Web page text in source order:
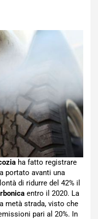
ha fatto registrare
portato avanti una
di ridurre del 42% il
entro il 2020. La
metà strada, visto che
pari al 20%. In